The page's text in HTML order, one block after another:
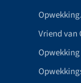
Vriend van